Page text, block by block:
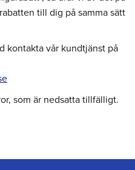
till dig på samma sätt
kontakta vår kundtjänst på
som är nedsatta tillfälligt.